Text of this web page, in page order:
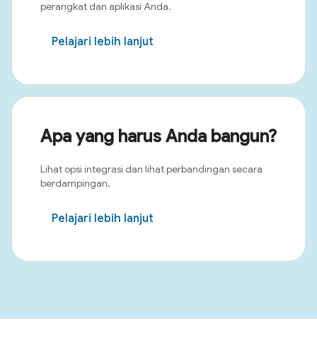
perangkat dan aplikasi Anda.
Pelajari lebih lanjut
Apa yang harus Anda bangun?
Lihat opsi integrasi dan lihat perbandingan secara
berdampingan.
Pelajari lebih lanjut